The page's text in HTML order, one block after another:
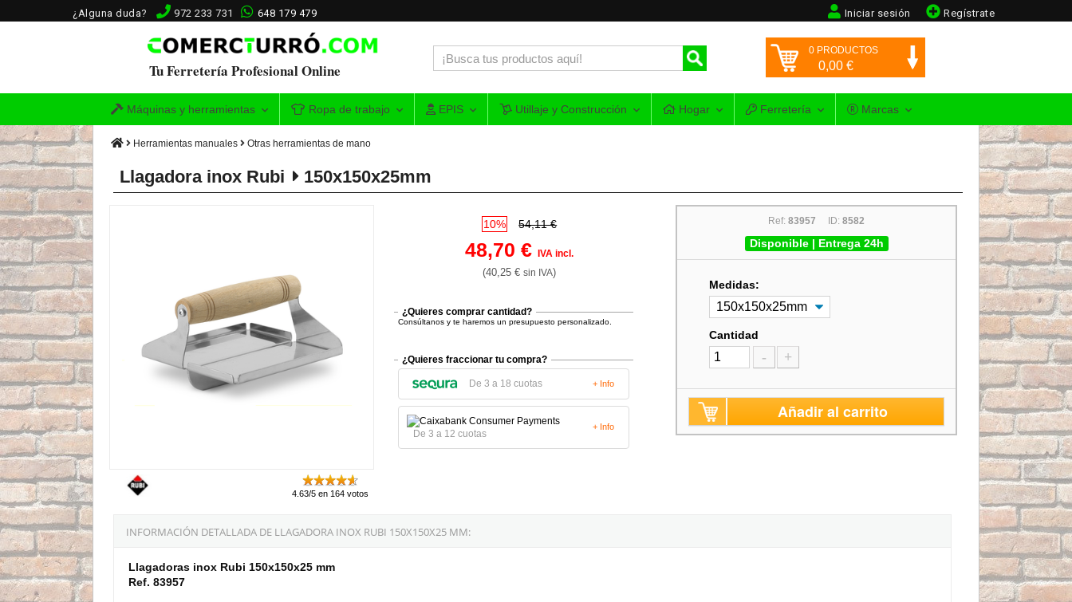
¿Alguna duda? 972 233 731 648 179 479 Regístrate
Iniciar sesión
Tu Ferretería Profesional Online
0 PRODUCTOS
0,00 €
Máquinas y herramientas Ropa de trabajo EPIS Utillaje y Construcción Hogar Ferretería Marcas
Herramientas manuales Otras herramientas de mano
Llagadora inox Rubi 150x150x25mm
4.63/5 en 164 votos
10% 54,11 €
48,70 €IVA incl.
(40,25 €sin IVA)
¿Quieres comprar cantidad?
Consúltanos y te haremos un presupuesto personalizado.
¿Quieres fraccionar tu compra?
De 3 a 18 cuotas + Info
De 3 a 12 cuotas
+ Info
Ref:83957 ID:8582
Disponible | Entrega 24h
Medidas:
Cantidad
- +
Añadir al carrito
INFORMACIÓN DETALLADA DE LLAGADORA INOX RUBI 150X150X25 MM:
Llagadoras inox Rubi 150x150x25 mm
Ref. 83957